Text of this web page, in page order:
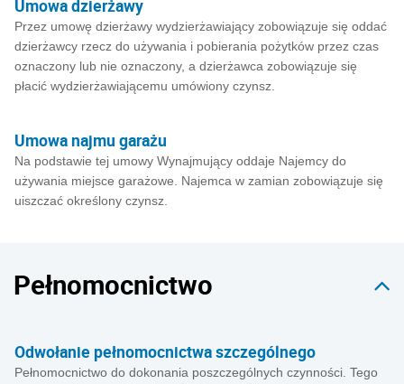
Umowa dzierżawy
Przez umowę dzierżawy wydzierżawiający zobowiązuje się oddać
dzierżawcy rzecz do używania i pobierania pożytków przez czas
oznaczony lub nie oznaczony, a dzierżawca zobowiązuje się
płacić wydzierżawiającemu umówiony czynsz.
Umowa najmu garażu
Na podstawie tej umowy Wynajmujący oddaje Najemcy do
używania miejsce garażowe. Najemca w zamian zobowiązuje się
uiszczać określony czynsz.
Pełnomocnictwo
Odwołanie pełnomocnictwa szczególnego
Pełnomocnictwo do dokonania poszczególnych czynności. Tego